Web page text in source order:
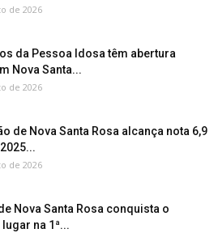
de 2026
da Pessoa Idosa têm abertura
Nova Santa...
de 2026
de Nova Santa Rosa alcança nota 6,9
de 2026
Nova Santa Rosa conquista o
na 1ª...